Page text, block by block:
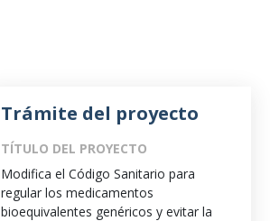
Trámite del proyecto
TÍTULO DEL PROYECTO
Modifica el Código Sanitario para
regular los medicamentos
bioequivalentes genéricos y evitar la